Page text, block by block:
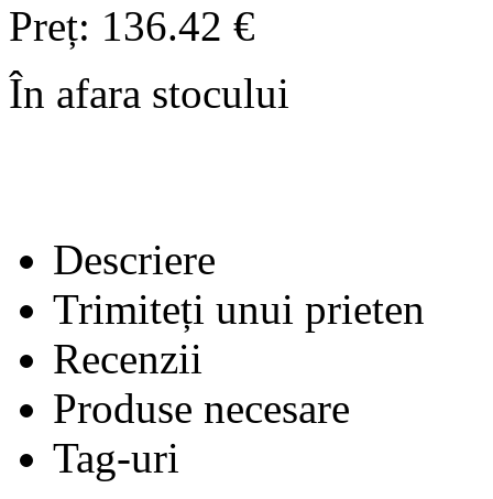
Preț: 136.42 €
În afara stocului
Descriere
Trimiteți unui prieten
Recenzii
Produse necesare
Tag-uri